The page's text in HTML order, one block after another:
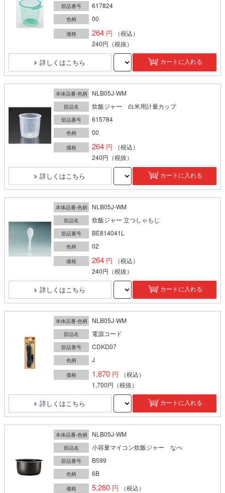
部品番号 617824
色柄 00
価格 264
（税込）
240円 （税抜）
詳しくはこちら カートに入れる
本体品番-色柄 NLB05J-WM
部品名 炊飯ジャー 白米用計量カップ
部品番号 615784
色柄 00
価格 264
（税込）
240円 （税抜）
詳しくはこちら カートに入れる
本体品番-色柄 NLB05J-WM
部品名 炊飯ジャー 立つしゃもじ
部品番号 BE814041L
色柄 02
価格 264
（税込）
240円 （税抜）
詳しくはこちら カートに入れる
本体品番-色柄 NLB05J-WM
部品名 電源コード
部品番号 CDKD07
色柄 J
価格 1,870
（税込）
1,700円 （税抜）
詳しくはこちら カートに入れる
本体品番-色柄 NLB05J-WM
部品名 小容量マイコン炊飯ジャー なべ
部品番号 B599
色柄 6B
価格 5,280
（税込）